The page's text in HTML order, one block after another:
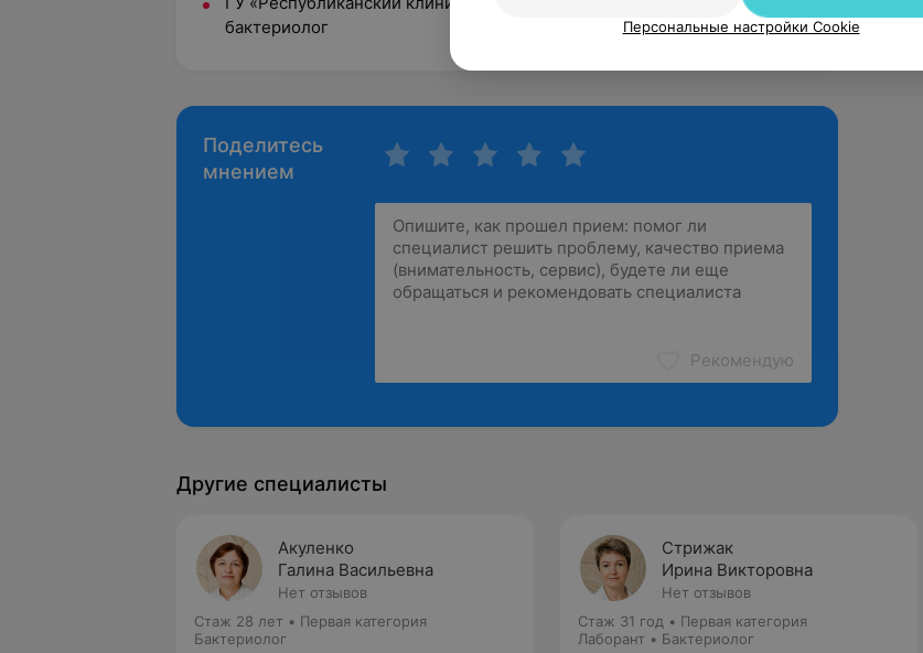
бактериолог
Поделитесь
мнением
Рекомендую
Другие специалисты
Акуленко
Галина Васильевна
Нет отзывов
Стаж 28 лет • Первая категория
Бактериолог
Стрижак
Ирина Викторовна
Нет отзывов
Стаж 31 год • Первая категория
Лаборант • Бактериолог
Персональные настройки Cookie